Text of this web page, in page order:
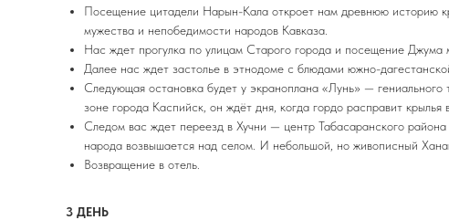
Посещение цитадели Нарын-Кала откроет нам древнюю историю
мужества и непобедимости народов Кавказа.
Нас ждет прогулка по улицам Старого города и посещение Джума
Далее нас ждет застолье в этнодоме с блюдами южно-
Следующая остановка будет у экраноплана «Лунь» —
зоне города Каспийск, он ждёт дня, когда гордо расправит
Следом вас ждет переезд в Хучни — центр Табасаранского
народа возвышается над селом. И небольшой, но живописный
Возвращение в отель.
3 ДЕНЬ